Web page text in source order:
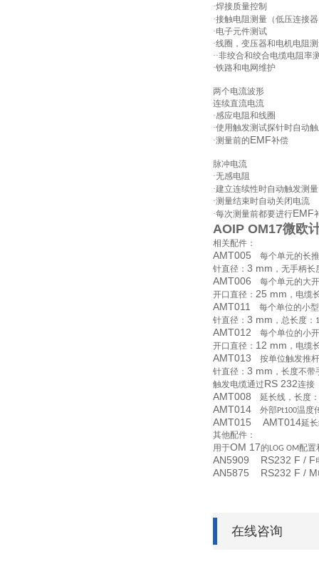
·焊接质量控制
·接触电阻测量（低压连接
·电子元件测试
·线圈，变压器和电机电阻
··非绞合和绞合电缆电阻率
·铁路和电网维护
两个电流波形
连续直流电流
·感应电阻和线圈
·使用触发测试探针时自动
·测量前的EMF补偿
脉冲电流
·无感电阻
·建立连续性时自动触发测量
·测量结束时自动关闭电流
·每次测量前都要进行EMF
AOIP OM17微欧
相关配件：
AMT005 每个单元的长
针直径： 3 mm ，无手柄长
AMT006 每个单元的大
开口直径： 25 mm ，电缆
AMT011 每个单位的小
针直径： 3 mm ，总长度：
AMT012 每个单位的小
开口直径： 12 mm ，电缆
AMT013 按单位触发推杆
针直径： 3 mm ，长度不带
触发电缆通过RS 232连接
AMT008 延长线，长度：
AMT014 外部Pt100温度
AMT015 AMT014延
其他配件：
用于OM 17的 LOG OM配置
AN5909 RS232 F / F
AN5875 RS232 F / M
在线咨询